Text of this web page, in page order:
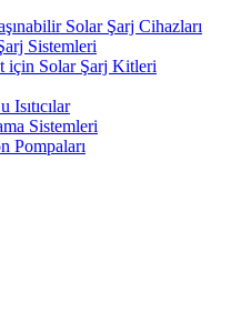
Solar Şarj Cihazları
Sistemleri
için Solar Şarj Kitleri
Isıtıcılar
Sistemleri
Pompaları